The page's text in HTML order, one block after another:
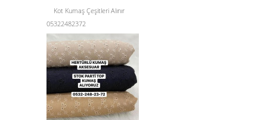
Kot Kumaş Çeşitleri Alınır
05322482372